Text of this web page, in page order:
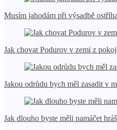
Musím jahodám při výsadbě
Jak chovat Podurov v zemi z
Jakou odrůdu bych měl zasadit v
Jak dlouho byste měli namáčet